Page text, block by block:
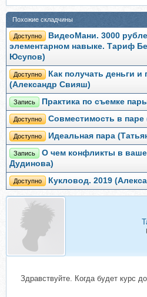
Похожие складчины
Доступно
ВидеоМани. 3000
элементарном навыке. Тариф
Юсупов)
Доступно
Как получать деньги
(Александр Свияш)
Запись Практика по съемке
Доступно Совместимость в паре
Доступно Идеальная пара
Запись
О чем конфликты в
Дудинова)
Доступно Кукловод. 2019
Здравствуйте. Когда будет курс